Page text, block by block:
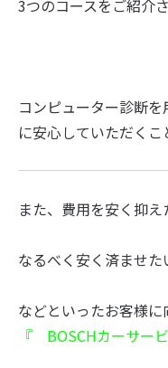
3つのコースをご紹介
コンピューター診断
に安心していただくこ
また、費用を安く抑え
なるべく安く済ませた
などといったお客様に
『 BOSCHカーサー